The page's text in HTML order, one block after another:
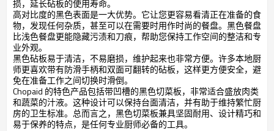
损，延长砧板的使用寿命。
高对比度的黑色表面是一大优势。它让您更容易看清正在准备的食
物，发现任何杂质，甚至可以在需要时用作时尚的餐盘。黑色餐盘
比浅色餐盘更能隐藏污渍和刀痕，帮助您保持工作空间的整洁和专
业外观。
黑色砧板易于清洁，不易磨损，维护起来也非常方便。许多本地厨
师更喜欢带有防滑手柄和双面可翻转的砧板，这样更方便安全，避
免在准备工作之间切换时滑倒。
Chopaid 的特色产品包括带凹槽的黑色切菜板，非常适合盛放肉类
和蔬菜的汁液。这种设计可以保持台面清洁，并有助于维持繁忙厨
房的卫生标准。总而言之，黑色切菜板兼具坚固耐用、设计精巧和
易于保养的特点，是任何专业厨师必备的工具。